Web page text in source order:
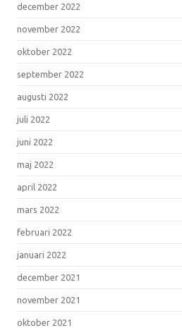
december 2022
november 2022
oktober 2022
september 2022
augusti 2022
juli 2022
juni 2022
maj 2022
april 2022
mars 2022
februari 2022
januari 2022
december 2021
november 2021
oktober 2021